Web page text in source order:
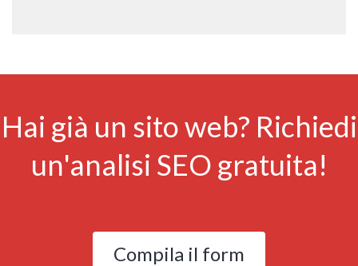
Hai già un sito web? Richiedi
un'analisi SEO gratuita!
Compila il form